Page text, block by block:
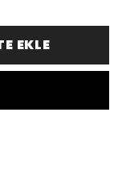
EKLE